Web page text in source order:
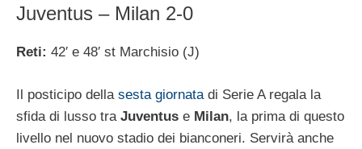
Juventus – Milan 2-0
Reti: 42′ e 48′ st Marchisio (J)
Il posticipo della sesta giornata di Serie A regala la
sfida di lusso tra Juventus e Milan, la prima di questo
livello nel nuovo stadio dei bianconeri. Servirà anche